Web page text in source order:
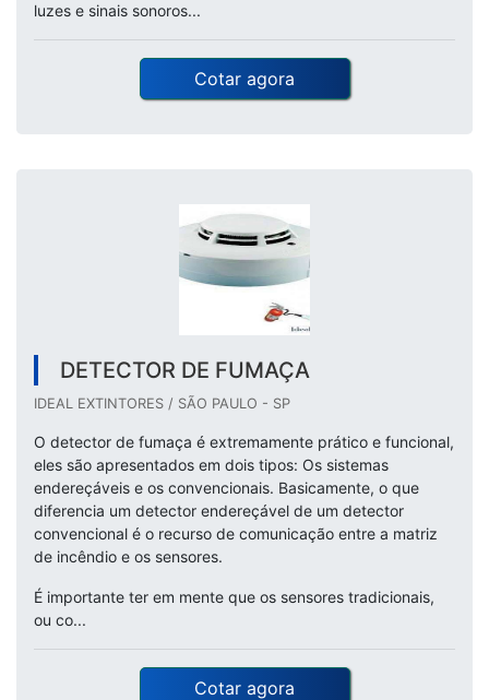
luzes e sinais sonoros...
Cotar agora
DETECTOR DE FUMAÇA
IDEAL EXTINTORES / SÃO PAULO - SP
O detector de fumaça é extremamente prático e funcional,
eles são apresentados em dois tipos: Os sistemas
endereçáveis e os convencionais. Basicamente, o que
diferencia um detector endereçável de um detector
convencional é o recurso de comunicação entre a matriz
de incêndio e os sensores.
É importante ter em mente que os sensores tradicionais,
ou co...
Cotar agora